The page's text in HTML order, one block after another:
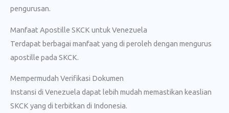
pengurusan.
Manfaat Apostille SKCK untuk Venezuela
Terdapat berbagai manfaat yang di peroleh dengan mengurus
apostille pada SKCK.
Mempermudah Verifikasi Dokumen
Instansi di Venezuela dapat lebih mudah memastikan keaslian
SKCK yang di terbitkan di Indonesia.